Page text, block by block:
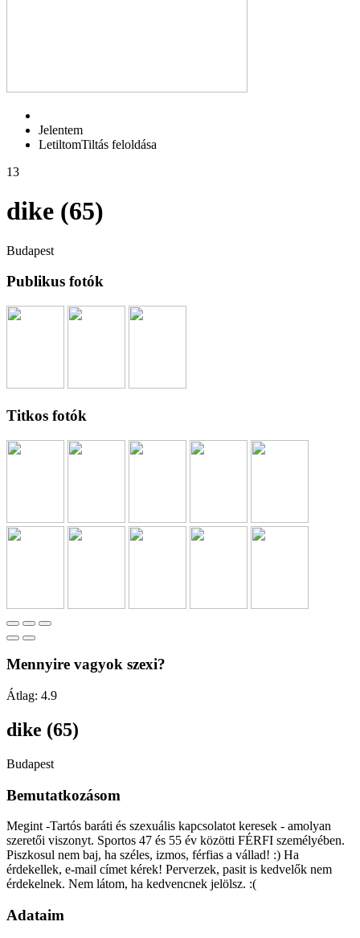
Jelentem
LetiltomTiltás feloldása
13
dike (65)
Budapest
Publikus fotók
Titkos fotók
Mennyire vagyok szexi?
Átlag: 4.9
dike (65)
Budapest
Bemutatkozásom
Megint -Tartós baráti és szexuális kapcsolatot keresek - amolyan
szeretői viszonyt. Sportos 47 és 55 év közötti FÉRFI személyében.
Piszkosul nem baj, ha széles, izmos, férfias a vállad! :) Ha
érdekellek, e-mail címet kérek! Perverzek, pasit is kedvelők nem
érdekelnek. Nem látom, ha kedvencnek jelölsz. :(
Adataim